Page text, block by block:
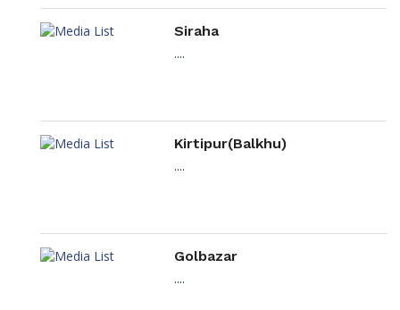
Siraha
....
Kirtipur(Balkhu)
....
Golbazar
....